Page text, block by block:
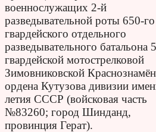
военнослужащих 2-й
разведывательной роты 650-го
гвардейского отдельного
разведывательного батальона
гвардейской мотострелковой
Зимовниковской
ордена Кутузова дивизии
летия СССР (войсковая часть
№83260; город Шинданд,
провинция Герат).